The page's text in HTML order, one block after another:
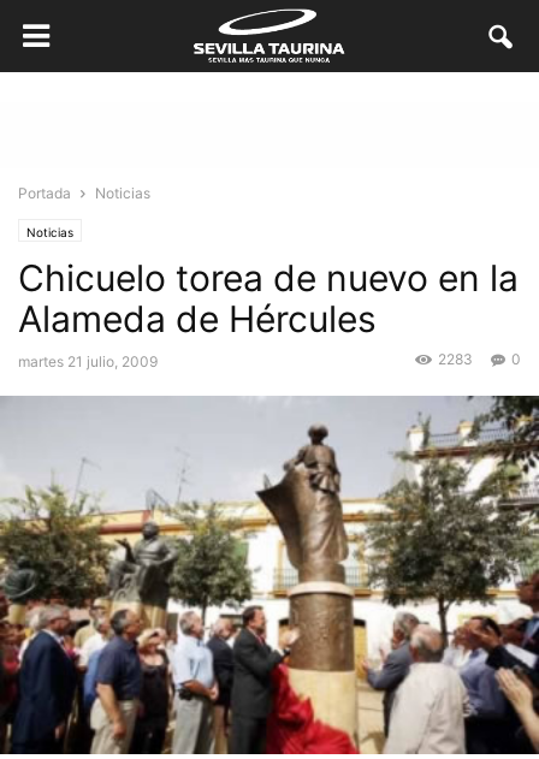
Portada Noticias
Noticias
Chicuelo torea de nuevo en la
Alameda de Hércules
martes 21 julio, 2009 0
2283